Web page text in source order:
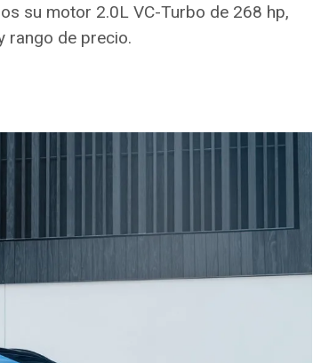
su motor 2.0L VC-Turbo de 268 hp,
rango de precio.